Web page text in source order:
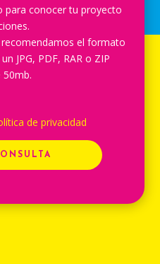
para conocer tu proyecto
el formato
JPG, PDF, RAR o ZIP
de privacidad